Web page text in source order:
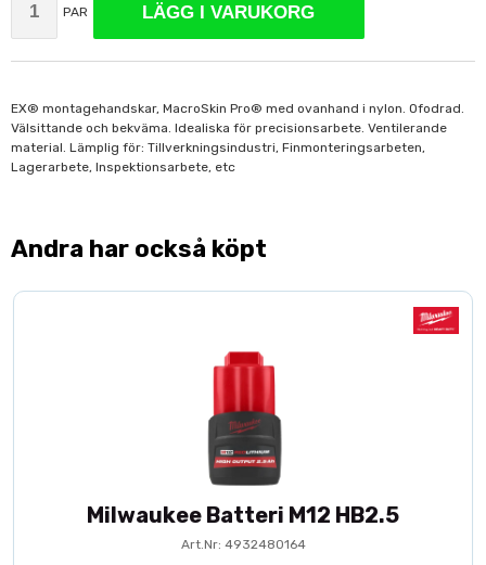
PAR LÄGG I VARUKORG
EX® montagehandskar, MacroSkin Pro® med ovanhand i nylon. Ofodrad.
Välsittande och bekväma. Idealiska för precisionsarbete. Ventilerande
material. Lämplig för: Tillverkningsindustri, Finmonteringsarbeten,
Lagerarbete, Inspektionsarbete, etc
Andra har också köpt
Milwaukee Batteri M12 HB2.5
Art.Nr: 4932480164